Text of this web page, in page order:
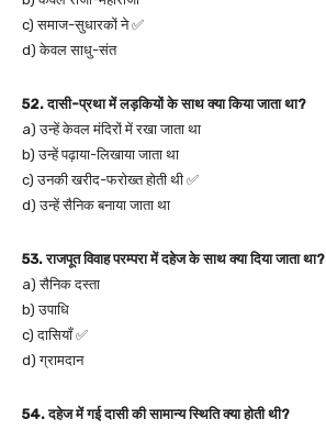
c) समाज-सुधारकों ने ✅
d) केवल साधु-संत
52. दासी-प्रथा में लड़कियों के साथ क्या किया जाता था?
a) उन्हें केवल मंदिरों में रखा जाता था
b) उन्हें पढ़ाया-लिखाया जाता था
c) उनकी खरीद-फरोख्त होती थी ✅
d) उन्हें सैनिक बनाया जाता था
53. राजपूत विवाह परम्परा में दहेज के साथ क्या दिया जाता था?
a) सैनिक दस्ता
b) उपाधि
c) दासियाँ ✅
d) ग्रामदान
54. दहेज में गई दासी की सामान्य स्थिति क्या होती थी?